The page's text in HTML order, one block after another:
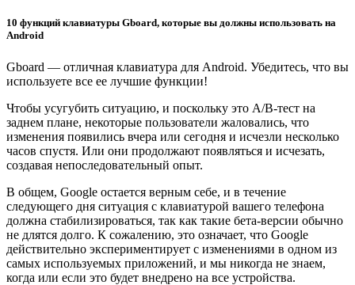
10 функций клавиатуры Gboard, которые вы должны использовать на
Android
Gboard — отличная клавиатура для Android. Убедитесь, что вы
используете все ее лучшие функции!
Чтобы усугубить ситуацию, и поскольку это A/B-тест на
заднем плане, некоторые пользователи жаловались, что
изменения появились вчера или сегодня и исчезли несколько
часов спустя. Или они продолжают появляться и исчезать,
создавая непоследовательный опыт.
В общем, Google остается верным себе, и в течение
следующего дня ситуация с клавиатурой вашего телефона
должна стабилизироваться, так как такие бета-версии обычно
не длятся долго. К сожалению, это означает, что Google
действительно экспериментирует с изменениями в одном из
самых используемых приложений, и мы никогда не знаем,
когда или если это будет внедрено на все устройства.